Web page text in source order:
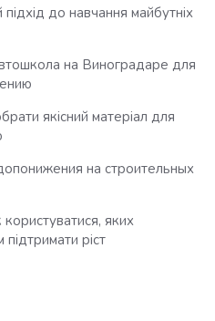
до навчання майбутніх
на Виноградаре для
якісний матеріал для
на строительных
яких
підтримати ріст